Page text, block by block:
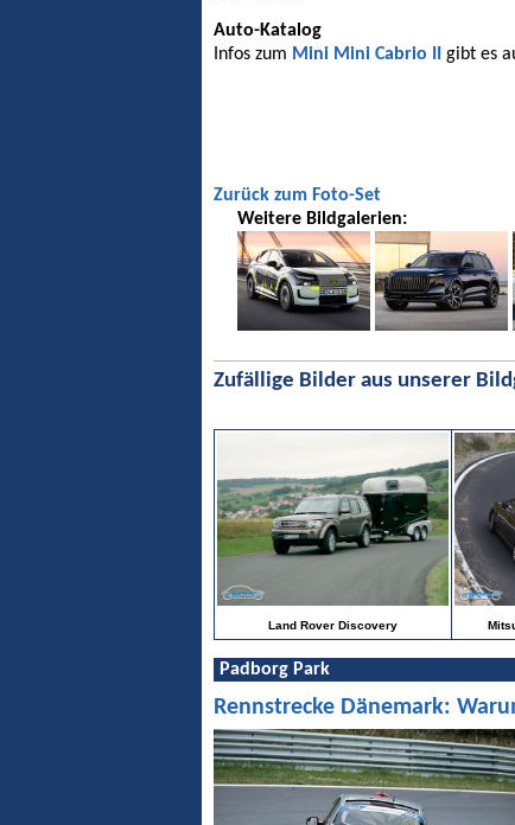
Auto-Katalog
Infos zum Mini Mini Cabrio II gibt es
Zurück zum Foto-Set
Weitere Bildgalerien:
Zufällige Bilder aus unserer
Land Rover Discovery
Padborg Park
Rennstrecke Dänemark: